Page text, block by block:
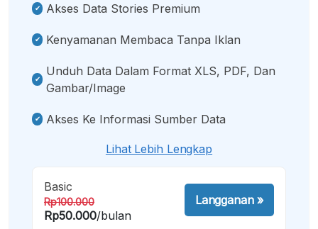
Akses Data Stories Premium
Kenyamanan Membaca Tanpa Iklan
Unduh Data Dalam Format XLS, PDF, Dan
Gambar/image
Akses Ke Informasi Sumber Data
Lihat Lebih Lengkap
Basic
Rp100.000
Rp50.000/bulan
Langganan»